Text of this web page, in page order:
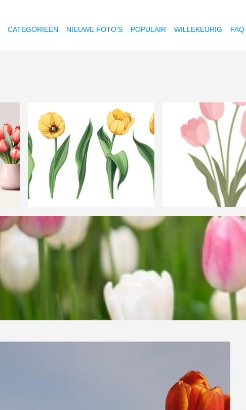
CATEGORIEËN NIEUWE FOTO'S POPULAIR WILLEKEURIG FAQ